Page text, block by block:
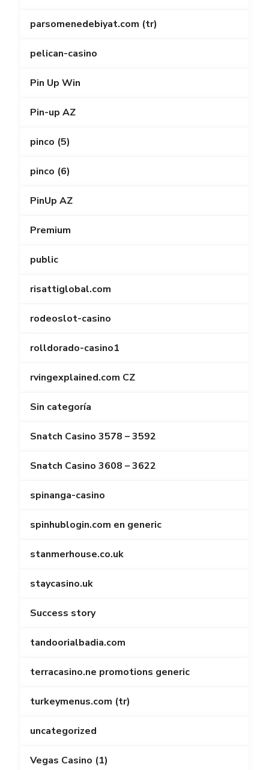
parsomenedebiyat.com (tr)
pelican-casino
Pin Up Win
Pin-up AZ
pinco (5)
pinco (6)
PinUp AZ
Premium
public
risattiglobal.com
rodeoslot-casino
rolldorado-casino1
rvingexplained.com CZ
Sin categoría
Snatch Casino 3578 – 3592
Snatch Casino 3608 – 3622
spinanga-casino
spinhublogin.com en generic
stanmerhouse.co.uk
staycasino.uk
Success story
tandoorialbadia.com
terracasino.ne promotions generic
turkeymenus.com (tr)
uncategorized
Vegas Casino (1)